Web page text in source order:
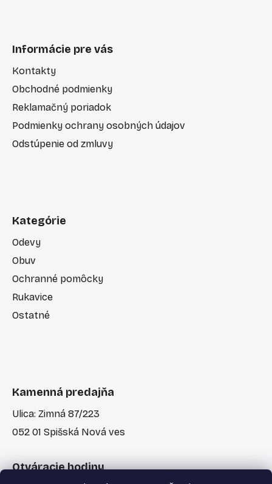
Informácie pre vás
Kontakty
Obchodné podmienky
Reklamačný poriadok
Podmienky ochrany osobných údajov
Odstúpenie od zmluvy
Kategórie
Odevy
Obuv
Ochranné pomôcky
Rukavice
Ostatné
Kamenná predajňa
Ulica: Zimná 87/223
052 01 Spišská Nová ves
Otváracie hodiny